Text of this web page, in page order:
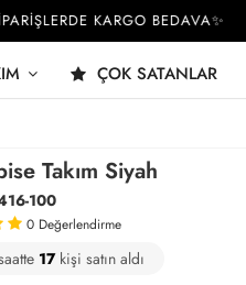
KARGO BEDAVA✨
ÇOK SATANLAR
Takım Siyah
100
0 Değerlendirme
66
17kişi satın aldı